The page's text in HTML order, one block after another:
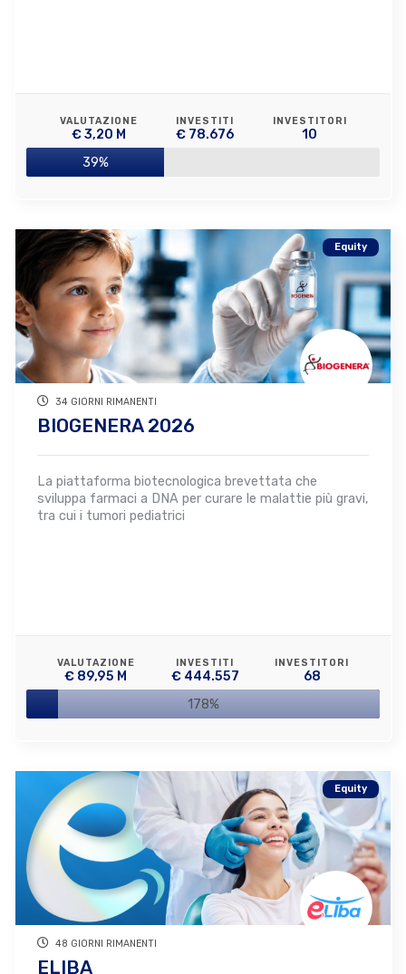
VALUTAZIONE
€ 3,20 M
INVESTITI
€ 78.676
INVESTITORI
10
39%
Equity
34 GIORNI RIMANENTI
BIOGENERA 2026
La piattaforma biotecnologica brevettata che
sviluppa farmaci a DNA per curare le malattie più gravi,
tra cui i tumori pediatrici
VALUTAZIONE
€ 89,95 M
INVESTITI
€ 444.557
INVESTITORI
68
178%
Equity
48 GIORNI RIMANENTI
ELIBA